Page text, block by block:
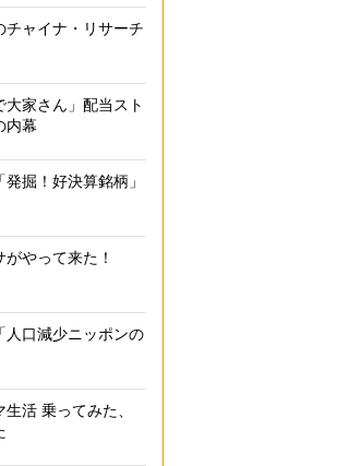
スタイリッシュドールコレクション』（C）タカラ
チャイナ・リサーチ
大家さん」配当スト
内幕
掘！好決算銘柄」
がやって来た！
人口減少ニッポンの
活 乗ってみた、